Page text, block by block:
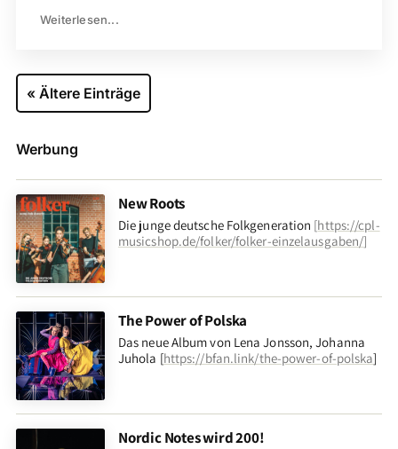
Weiterlesen...
« Ältere Einträge
Werbung
New Roots
Die junge deutsche Folkgeneration [https://cpl-
musicshop.de/folker/folker-einzelausgaben/]
The Power of Polska
Das neue Album von Lena Jonsson, Johanna
Juhola [https://bfan.link/the-power-of-polska]
Nordic Notes wird 200!